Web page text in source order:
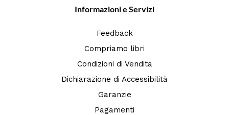
Informazioni e Servizi
Feedback
Compriamo libri
Condizioni di Vendita
Dichiarazione di Accessibilità
Garanzie
Pagamenti